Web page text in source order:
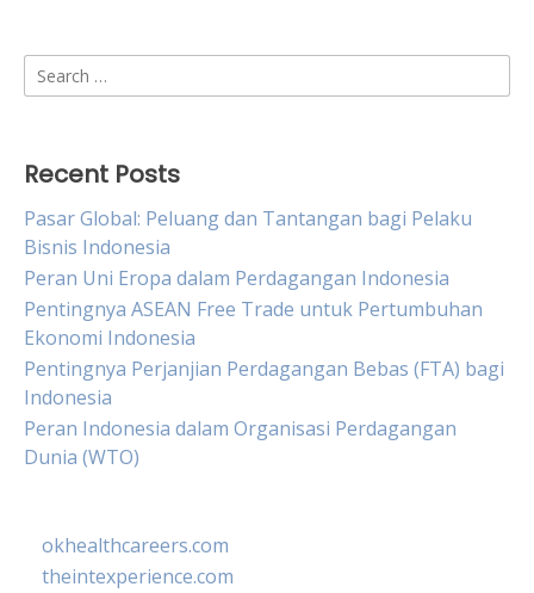
Search
for:
Recent Posts
Pasar Global: Peluang dan Tantangan bagi Pelaku
Bisnis Indonesia
Peran Uni Eropa dalam Perdagangan Indonesia
Pentingnya ASEAN Free Trade untuk Pertumbuhan
Ekonomi Indonesia
Pentingnya Perjanjian Perdagangan Bebas (FTA) bagi
Indonesia
Peran Indonesia dalam Organisasi Perdagangan
Dunia (WTO)
okhealthcareers.com
theintexperience.com